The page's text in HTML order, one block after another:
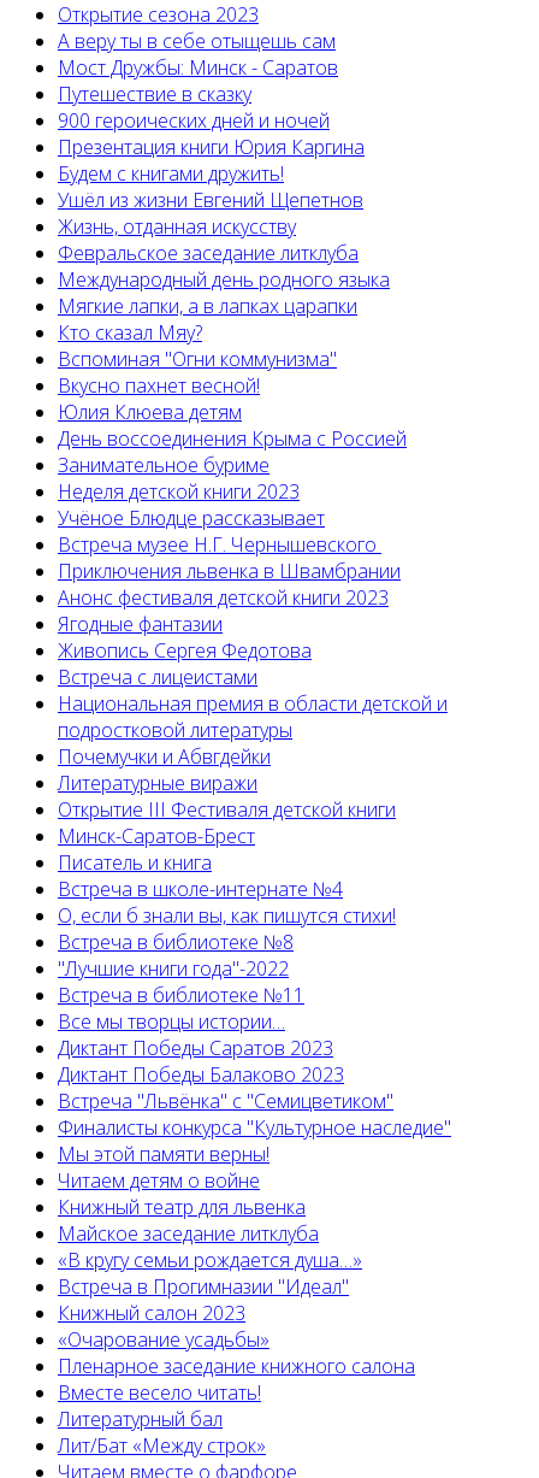
Открытие сезона 2023
А веру ты в себе отыщешь сам
Мост Дружбы: Минск - Саратов
Путешествие в сказку
900 героических дней и ночей
Презентация книги Юрия Каргина
Будем с книгами дружить!
Ушёл из жизни Евгений Щепетнов
Жизнь, отданная искусству
Февральское заседание литклуба
Международный день родного языка
Мягкие лапки, а в лапках царапки
Кто сказал Мяу?
Вспоминая "Огни коммунизма"
Вкусно пахнет весной!
Юлия Клюева детям
День воссоединения Крыма с Россией
Занимательное буриме
Неделя детской книги 2023
Учёное Блюдце рассказывает
Встреча музее Н.Г. Чернышевского
Приключения львенка в Швамбрании
Анонс фестиваля детской книги 2023
Ягодные фантазии
Живопись Сергея Федотова
Встреча с лицеистами
Национальная премия в области детской и
подростковой литературы
Почемучки и Абвгдейки
Литературные виражи
Открытие III Фестиваля детской книги
Минск-Саратов-Брест
Писатель и книга
Встреча в школе-интернате №4
О, если б знали вы, как пишутся стихи!
Встреча в библиотеке №8
"Лучшие книги года"-2022
Встреча в библиотеке №11
Все мы творцы истории…
Диктант Победы Саратов 2023
Диктант Победы Балаково 2023
Встреча "Львёнка" с "Семицветиком"
Финалисты конкурса "Культурное наследие"
Мы этой памяти верны!
Читаем детям о войне
Книжный театр для львенка
Майское заседание литклуба
«В кругу семьи рождается душа…»
Встреча в Прогимназии "Идеал"
Книжный салон 2023
«Очарование усадьбы»
Пленарное заседание книжного салона
Вместе весело читать!
Литературный бал
Лит/Бат «Между строк»
Читаем вместе о фарфоре